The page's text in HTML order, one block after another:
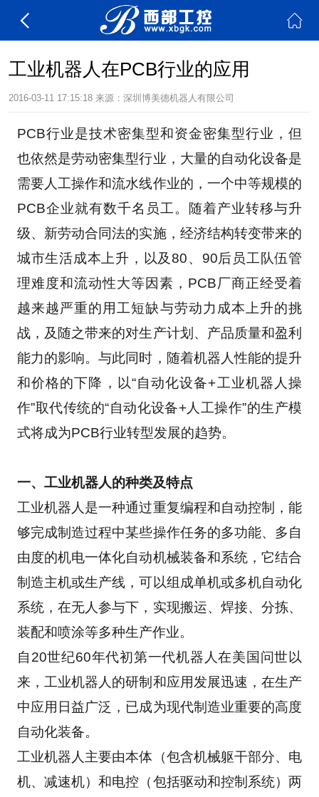
工业机器人在PCB行业的应用
2016-03-11 17:15:18 来源：深圳博美德机器人有限公司
PCB行业是技术密集型和资金密集型行业，但
也依然是劳动密集型行业，大量的自动化设备是
需要人工操作和流水线作业的，一个中等规模的
PCB企业就有数千名员工。随着产业转移与升
级、新劳动合同法的实施，经济结构转变带来的
城市生活成本上升，以及80、90后员工队伍管
理难度和流动性大等因素，PCB厂商正经受着
越来越严重的用工短缺与劳动力成本上升的挑
战，及随之带来的对生产计划、产品质量和盈利
能力的影响。与此同时，随着机器人性能的提升
和价格的下降，以“自动化设备+工业机器人操
作”取代传统的“自动化设备+人工操作”的生产模
式将成为PCB行业转型发展的趋势。
一、工业机器人的种类及特点
工业机器人是一种通过重复编程和自动控制，能
够完成制造过程中某些操作任务的多功能、多自
由度的机电一体化自动机械装备和系统，它结合
制造主机或生产线，可以组成单机或多机自动化
系统，在无人参与下，实现搬运、焊接、分拣、
装配和喷涂等多种生产作业。
自20世纪60年代初第一代机器人在美国问世以
来，工业机器人的研制和应用发展迅速，在生产
中应用日益广泛，已成为现代制造业重要的高度
自动化装备。
工业机器人主要由本体（包含机械躯干部分、电
机、减速机）和电控（包括驱动和控制系统）两